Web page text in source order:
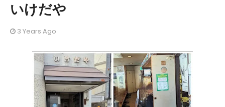
いけだや
3 Years Ago